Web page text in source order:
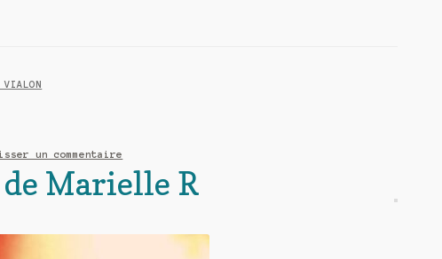
un commentaire
Marielle R